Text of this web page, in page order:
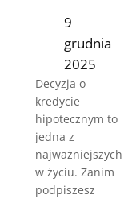
9
grudnia
2025
Decyzja o
kredycie
hipotecznym to
jedna z
najważniejszych
w życiu. Zanim
podpiszesz